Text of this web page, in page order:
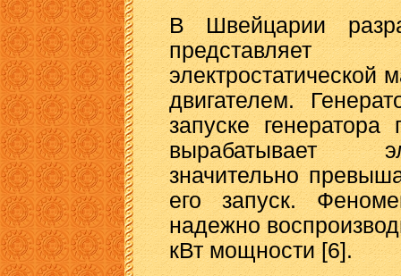
В Швейцарии
электростатической
двигателем.
запуске
вырабатывает
значительно
его запуск.
надежно
кВт мощности [6].